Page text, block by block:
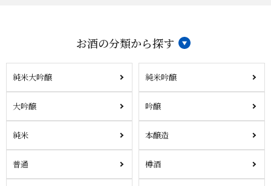
お酒の分類から探す
純米大吟醸 純米吟醸
大吟醸 吟醸
純米 本醸造
普通 樽酒